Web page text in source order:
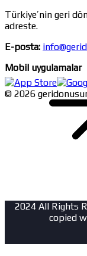
Türkiye’nin geri
adreste.
E-posta:
Mobil uygulamalar
© 2026
2024 All Rights
copied